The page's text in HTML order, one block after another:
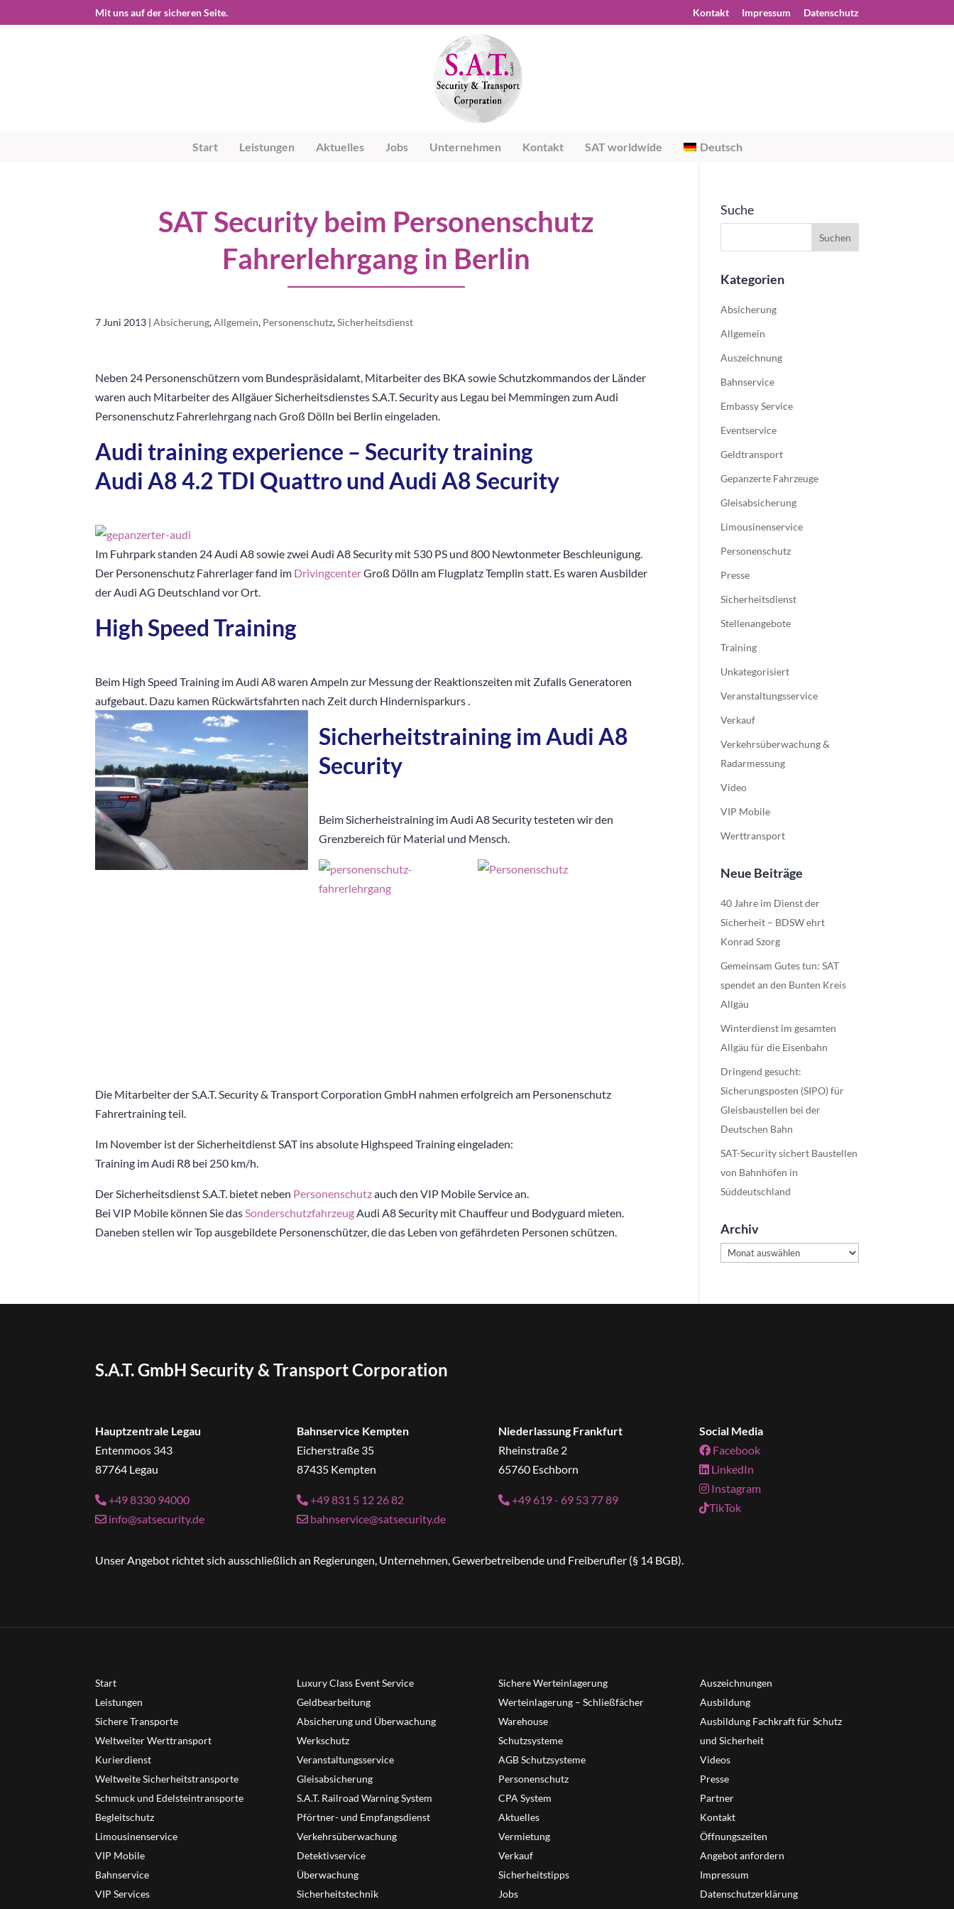
Kontakt Impressum Datenschutz
Start Leistungen Aktuelles Jobs Unternehmen Kontakt SAT worldwide Deutsch
SAT Security beim Personenschutz
Fahrerlehrgang in Berlin
7 Juni 2013 |Absicherung,Allgemein, Personenschutz,Sicherheitsdienst
Neben 24 Personenschützern vom Bundespräsidalamt, Mitarbeiter des BKA sowie Schutzkommandos der Länder
waren auch Mitarbeiter des Allgäuer Sicherheitsdienstes S.A.T. Security aus Legau bei Memmingen zum Audi
Personenschutz Fahrerlehrgang nach Groß Dölln bei Berlin eingeladen.
Audi training experience – Security training
Audi A8 4.2 TDI Quattro und Audi A8 Security
Im Fuhrpark standen 24 Audi A8 sowie zwei Audi A8 Security mit 530 PS und 800 Newtonmeter Beschleunigung.
Der Personenschutz Fahrerlager fand im DrivingcenterGroß Dölln am Flugplatz Templin statt. Es waren Ausbilder
der Audi AG Deutschland vor Ort.
High Speed Training
Beim High Speed Training im Audi A8 waren Ampeln zur Messung der Reaktionszeiten mit Zufalls Generatoren
aufgebaut. Dazu kamen Rückwärtsfahrten nach Zeit durch Hindernisparkurs .
Sicherheitstraining im Audi A8
Security
Beim Sicherheistraining im Audi A8 Security testeten wir den
Grenzbereich für Material und Mensch.
Die Mitarbeiter der S.A.T. Security & Transport Corporation GmbH nahmen erfolgreich am Personenschutz
Fahrertraining teil.
Im November ist der Sicherheitdienst SAT ins absolute Highspeed Training eingeladen:
Training im Audi R8 bei 250 km/h.
Der Sicherheitsdienst S.A.T. bietet neben Personenschutzauch den VIP Mobile Service an.
Bei VIP Mobile können Sie dasSonderschutzfahrzeugAudi A8 Security mit Chauffeur und Bodyguard mieten.
Daneben stellen wir Top ausgebildete Personenschützer, die das Leben von gefährdeten Personen schützen.
Suche
Kategorien
Absicherung
Allgemein
Auszeichnung
Bahnservice
Embassy Service
Eventservice
Geldtransport
Gepanzerte Fahrzeuge
Gleisabsicherung
Limousinenservice
Personenschutz
Presse
Sicherheitsdienst
Stellenangebote
Training
Unkategorisiert
Veranstaltungsservice
Verkauf
Verkehrsüberwachung &
Radarmessung
Video
VIP Mobile
Werttransport
Neue Beiträge
40 Jahre im Dienst der
Sicherheit – BDSW ehrt
Konrad Szorg
Gemeinsam Gutes tun: SAT
spendet an den Bunten Kreis
Allgäu
Winterdienst im gesamten
Allgäu für die Eisenbahn
Dringend gesucht:
Sicherungsposten (SIPO) für
Gleisbaustellen bei der
Deutschen Bahn
SAT-Security sichert Baustellen
von Bahnhöfen in
Süddeutschland
Archiv
Archiv
S.A.T. GmbH Security & Transport Corporation
Hauptzentrale Legau
Entenmoos 343
87764 Legau
+49 8330 94000
info@satsecurity.de
Bahnservice Kempten
Eicherstraße 35
87435 Kempten
+49 831 5 12 26 82
bahnservice@satsecurity.de
Niederlassung Frankfurt
Rheinstraße 2
65760 Eschborn
+49 619 - 69 53 77 89
Social Media
Facebook
LinkedIn
Instagram
TikTok
Unser Angebot richtet sich ausschließlich an Regierungen, Unternehmen, Gewerbetreibende und Freiberufler (§ 14 BGB).
Start
Leistungen
Sichere Transporte
Weltweiter Werttransport
Kurierdienst
Weltweite Sicherheitstransporte
Schmuck und Edelsteintransporte
Begleitschutz
Limousinenservice
VIP Mobile
Bahnservice
VIP Services
Luxury Class Event Service
Geldbearbeitung
Absicherung und Überwachung
Werkschutz
Veranstaltungsservice
Gleisabsicherung
S.A.T. Railroad Warning System
Pförtner- und Empfangsdienst
Verkehrsüberwachung
Detektivservice
Überwachung
Sicherheitstechnik
Sichere Werteinlagerung
Werteinlagerung – Schließfächer
Warehouse
Schutzsysteme
AGB Schutzsysteme
Personenschutz
CPA System
Aktuelles
Vermietung
Verkauf
Sicherheitstipps
Jobs
Auszeichnungen
Ausbildung
Ausbildung Fachkraft für Schutz
und Sicherheit
Videos
Presse
Partner
Kontakt
Öffnungszeiten
Angebot anfordern
Impressum
Datenschutzerklärung